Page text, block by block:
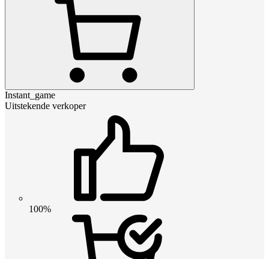
Instant_game
Uitstekende verkoper
100%